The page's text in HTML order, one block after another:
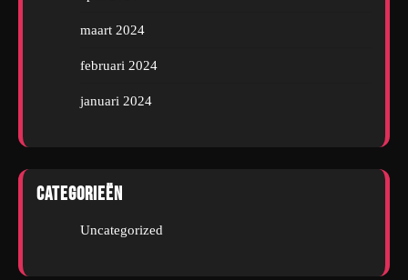
maart 2024
februari 2024
januari 2024
Categorieën
Uncategorized